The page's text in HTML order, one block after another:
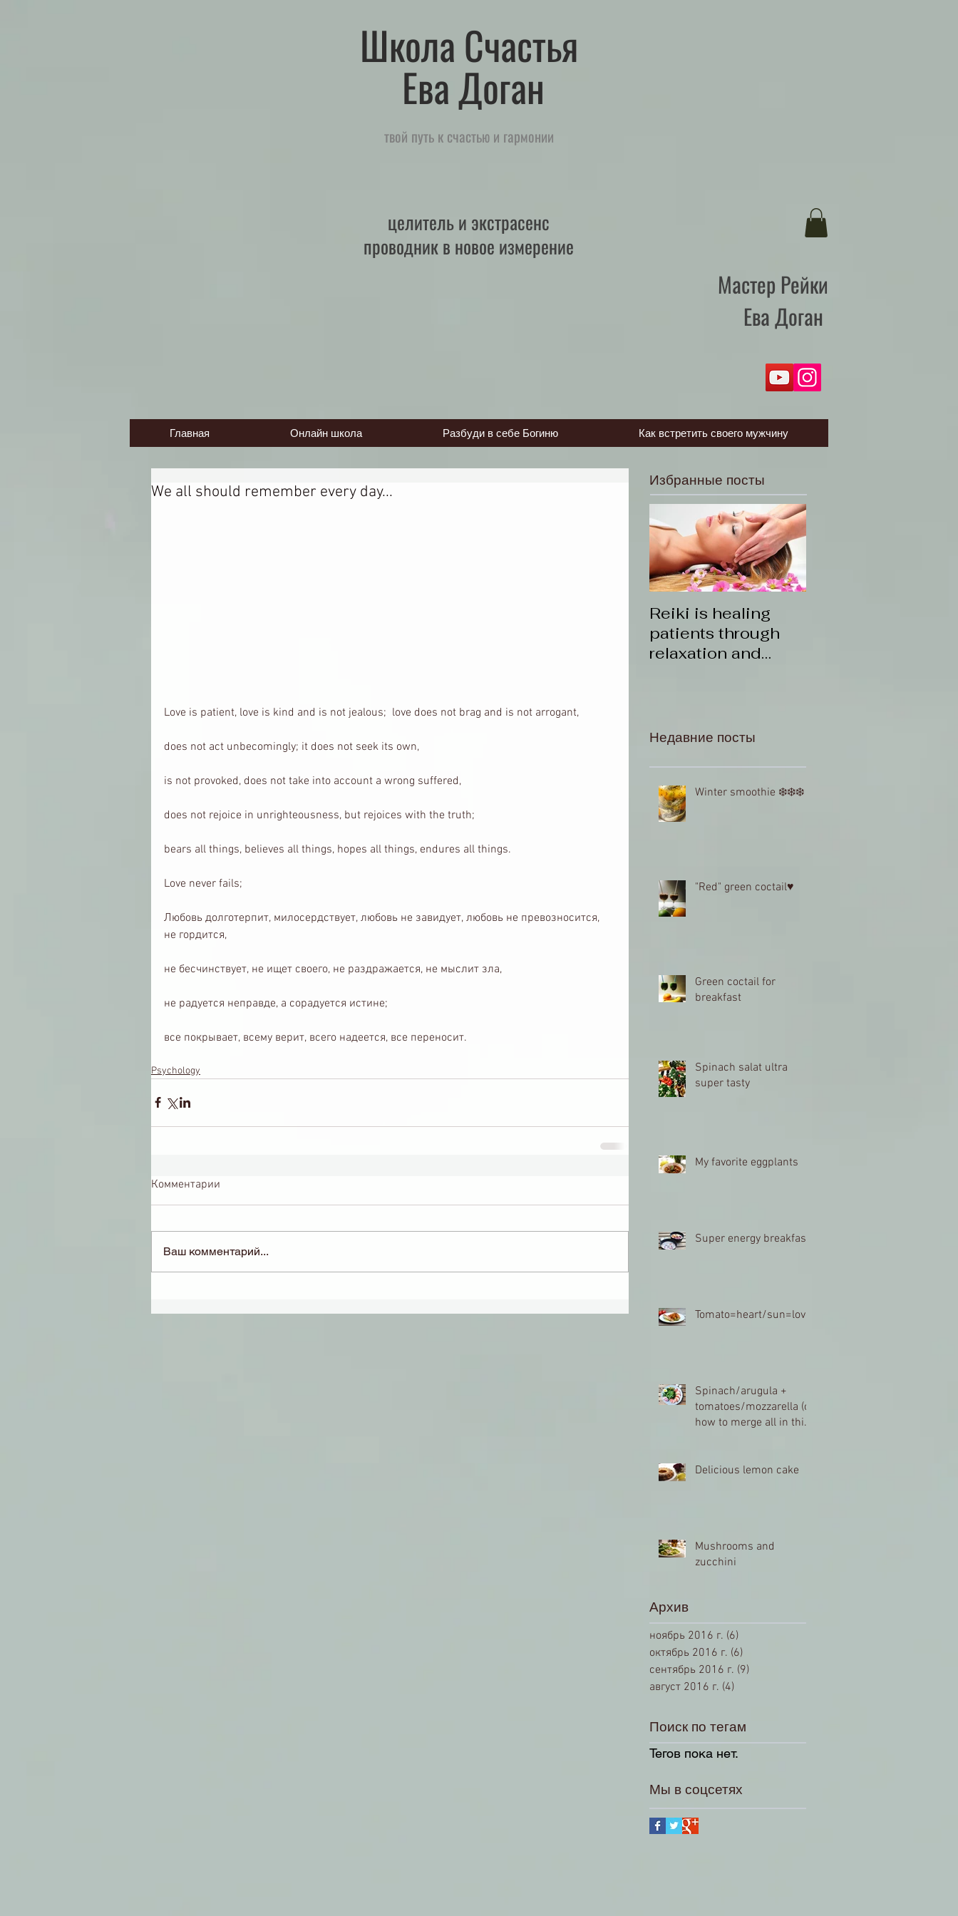
Школа Счастья
Ева Доган
твой путь к счастью и гармонии
целитель и экстрасенс
проводник в новое измерение
Мастер Рейки
Ева Доган
Главная Онлайн школа Разбуди в себе Богиню Как встретить своего мужчину
We all should remember every day...
Love is patient, love is kind and is not jealous;  love does not brag and is not arrogant,
does not act unbecomingly; it does not seek its own,
is not provoked, does not take into account a wrong suffered,
does not rejoice in unrighteousness, but rejoices with the truth;
bears all things, believes all things, hopes all things, endures all things.
Love never fails;
Любовь долготерпит, милосердствует, любовь не завидует, любовь не превозносится,
не гордится,
не бесчинствует, не ищет своего, не раздражается, не мыслит зла,
не радуется неправде, а сорадуется истине;
все покрывает, всему верит, всего надеется, все переносит.
Psychology
Комментарии
Ваш комментарий...
Избранные посты
Reiki is healing
patients through
relaxation and
Недавние посты
Winter smoothie ❄️❄️❄️
"Red" green coctail♥️
Green coctail for
breakfast
Spinach salat ultra
super tasty
My favorite eggplants
Super energy breakfast
Tomato=heart/sun=love
Spinach/arugula +
tomatoes/mozzarella (or
how to merge all in this
Delicious lemon cake
Mushrooms and
zucchini
Архив
ноябрь 2016 г. (6)
октябрь 2016 г. (6)
сентябрь 2016 г. (9)
август 2016 г. (4)
Поиск по тегам
Тегов пока нет.
Мы в соцсетях